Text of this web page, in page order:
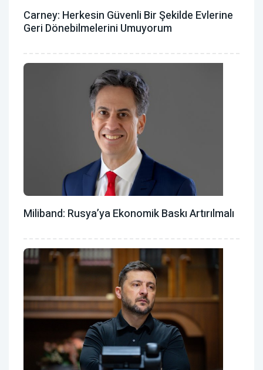
Carney: Herkesin Güvenli Bir Şekilde Evlerine
Geri Dönebilmelerini Umuyorum
Miliband: Rusya’ya Ekonomik Baskı Artırılmalı